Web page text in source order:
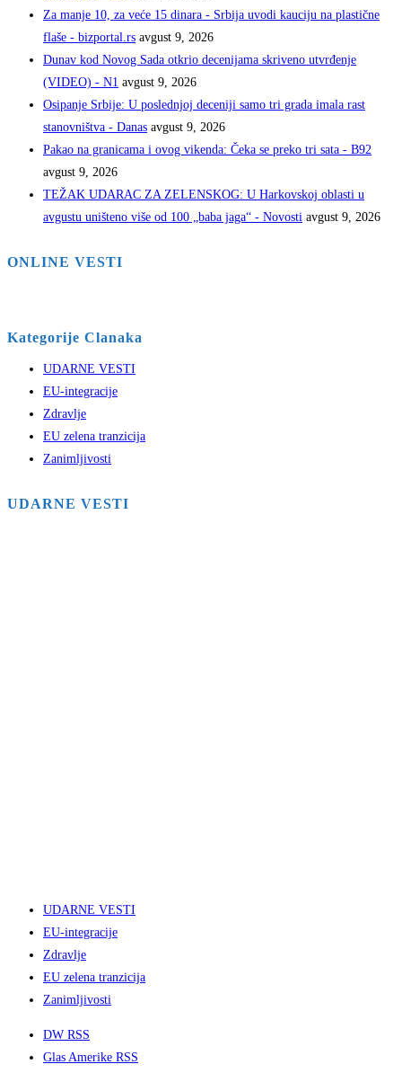
Za manje 10, za veće 15 dinara - Srbija uvodi kauciju na plastične
flaše - bizportal.rs avgust 9, 2026
Dunav kod Novog Sada otkrio decenijama skriveno utvrđenje
(VIDEO) - N1 avgust 9, 2026
Osipanje Srbije: U poslednjoj deceniji samo tri grada imala rast
stanovništva - Danas avgust 9, 2026
Pakao na granicama i ovog vikenda: Čeka se preko tri sata - B92
avgust 9, 2026
TEŽAK UDARAC ZA ZELENSKOG: U Harkovskoj oblasti u
avgustu uništeno više od 100 „baba jaga“ - Novosti avgust 9, 2026
ONLINE VESTI
Kategorije Clanaka
UDARNE VESTI
EU-integracije
Zdravlje
EU zelena tranzicija
Zanimljivosti
UDARNE VESTI
UDARNE VESTI
EU-integracije
Zdravlje
EU zelena tranzicija
Zanimljivosti
DW RSS
Glas Amerike RSS